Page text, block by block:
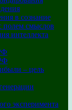
в сознание
полем смыслов
интеллекта
– цель
эксперимента